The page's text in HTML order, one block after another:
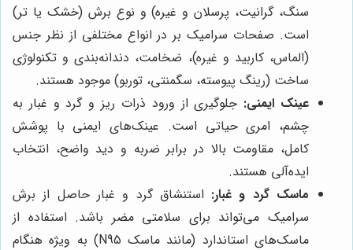
سنگ، گرانیت، پرسلان و غیره) و نوع برش (خشک یا تر)
است. صفحات سرامیک بر در انواع مختلفی از نظر جنس
(الماس، کاربید و غیره)، ضخامت، دندانه‌بندی و تکنولوژی
ساخت (رینگ پیوسته، سگمنتی، توربو) موجود هستند.
عینک ایمنی: جلوگیری از ورود ذرات ریز و گرد و غبار به
چشم، امری حیاتی است. عینک‌های ایمنی با پوشش
کامل، مقاومت بالا در برابر ضربه و دید واضح، انتخاب
ایده‌آلی هستند.
ماسک گرد و غبار: استنشاق گرد و غبار حاصل از برش
سرامیک می‌تواند برای سلامتی مضر باشد. استفاده از
ماسک‌های استاندارد (مانند ماسک N95) به ویژه هنگام